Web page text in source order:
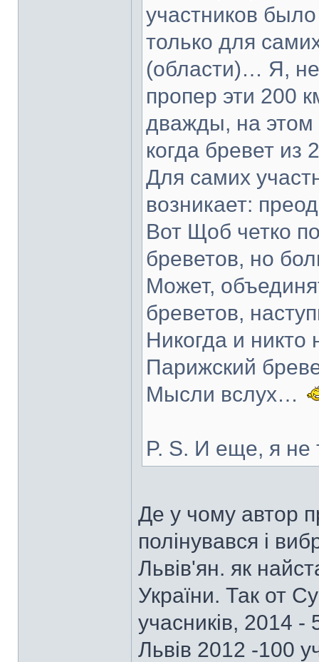
участников
только для
(области)… Я,
пропер эти 200
дважды, на
когда бревет
Для самих
возникает:
Вот Щоб четко
бреветов, но
Может,
бреветов,
Никогда и
Парижский
Мысли вслух…
P. S. И еще, я не
Де у чому автор
полінувався і
Львів'ян. як
України. Так от
учасників, 2014
Львів 2012 -100